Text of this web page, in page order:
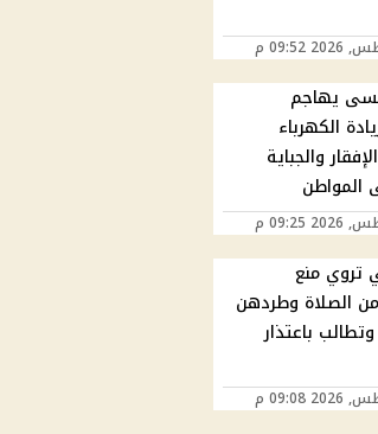
يهاجم
الكهرباء
والجباية
تروي منع
الصلاة وطردهن
باعتذار